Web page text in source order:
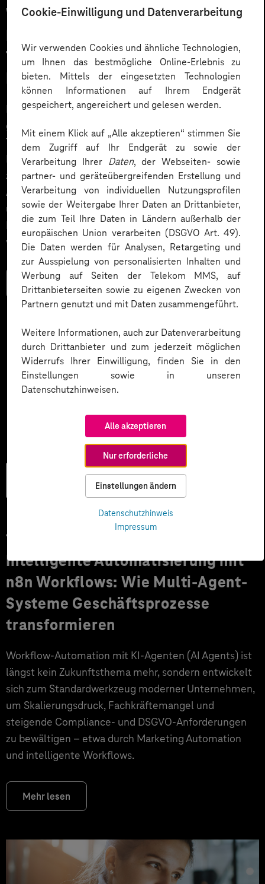
Cookie-Einwilligung und Datenverarbeitung
Wir verwenden Cookies und ähnliche Technologien,
um Ihnen das bestmögliche Online-Erlebnis zu
bieten. Mittels der eingesetzten Technologien
können Informationen auf Ihrem Endgerät
gespeichert, angereichert und gelesen werden.
Mit einem Klick auf „Alle akzeptieren“ stimmen Sie
dem Zugriff auf Ihr Endgerät zu sowie der
Verarbeitung Ihrer Daten, der Webseiten- sowie
partner- und geräteübergreifenden Erstellung und
Verarbeitung von individuellen Nutzungsprofilen
sowie der Weitergabe Ihrer Daten an Drittanbieter,
die zum Teil Ihre Daten in Ländern außerhalb der
europäischen Union verarbeiten (DSGVO Art. 49).
Die Daten werden für Analysen, Retargeting und
zur Ausspielung von personalisierten Inhalten und
Werbung auf Seiten der Telekom MMS, auf
Drittanbieterseiten sowie zu eigenen Zwecken von
Partnern genutzt und mit Daten zusammengeführt.
Weitere Informationen, auch zur Datenverarbeitung
durch Drittanbieter und zum jederzeit möglichen
Widerrufs Ihrer Einwilligung, finden Sie in den
Einstellungen sowie in unseren
Datenschutzhinweisen.
Alle akzeptieren
Nur erforderliche
Einstellungen ändern
Datenschutzhinweis
Impressum
WM Tippspiel macht
Mitarbeitende zu Fans: Mehr
Teamspirit und Engagement im
Intranet
Die Fußball-Weltmeisterschaft 2026 wird eines der
größten Sportereignisse der Welt. Erstmals findet das
Turnier in drei Gastgeberländern – USA, Kanada und
Mexiko – statt und bringt Menschen weltweit
zusammen. Unternehmen können diese
Aufmerksamkeit gezielt nutzen, um Mitarbeitende
über ein WM Tippspiel im Intranet oder in der
Mitarbeitenden-App spielerisch miteinander zu
vernetzen und den Teamspirit zu stärken.
Mehr lesen
17.04.2026
Intelligente Automatisierung mit
n8n Workflows: Wie Multi-Agent-
Systeme Geschäftsprozesse
transformieren
Workflow-Automation mit KI-Agenten (AI Agents) ist
längst kein Zukunftsthema mehr, sondern entwickelt
sich zum Standardwerkzeug moderner Unternehmen,
um Skalierungsdruck, Fachkräftemangel und
steigende Compliance- und DSGVO-Anforderungen
zu bewältigen – etwa durch Marketing Automation
und intelligente Workflows.
Mehr lesen